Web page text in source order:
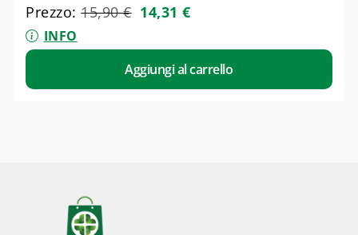
Prezzo:15,90€ 14,31€
INFO
Aggiungi al carrello